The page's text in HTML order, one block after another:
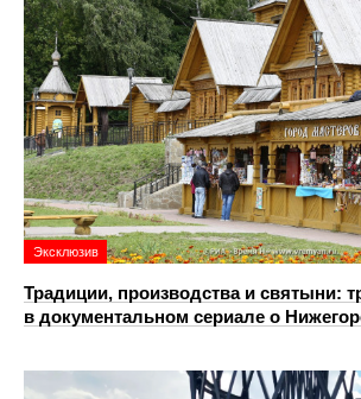
Эксклюзив
Традиции, производства и святыни:
в документальном сериале о